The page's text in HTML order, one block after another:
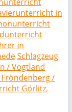
in
in
Schlagzeug
/ Vogtland
/
Görlitz,